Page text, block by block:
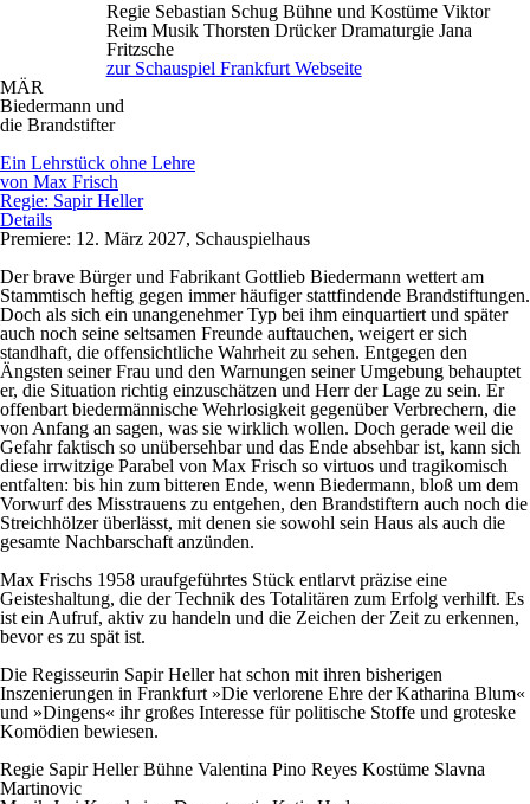
RegieSebastian Schug Bühne und KostümeViktor
Reim Musik Thorsten DrückerDramaturgieJana
Fritzsche
zur Schauspiel Frankfurt Webseite
MÄR
Biedermann und
die Brandstifter
Ein Lehrstück ohne Lehre
von Max Frisch
Regie: Sapir Heller
Details
Premiere: 12. März 2027, Schauspielhaus
Der brave Bürger und Fabrikant Gottlieb Biedermann wettert am
Stammtisch heftig gegen immer häufiger stattfindende Brandstiftungen.
Doch als sich ein unangenehmer Typ bei ihm einquartiert und später
auch noch seine seltsamen Freunde auftauchen, weigert er sich
standhaft, die offensichtliche Wahrheit zu sehen. Entgegen den
Ängsten seiner Frau und den Warnungen seiner Umgebung behauptet
er, die Situation richtig einzuschätzen und Herr der Lage zu sein. Er
offenbart biedermännische Wehrlosigkeit gegenüber Verbrechern, die
von Anfang an sagen, was sie wirklich wollen. Doch gerade weil die
Gefahr faktisch so unübersehbar und das Ende absehbar ist, kann sich
diese irrwitzige Parabel von Max Frisch so virtuos und tragikomisch
entfalten: bis hin zum bitteren Ende, wenn Biedermann, bloß um dem
Vorwurf des Misstrauens zu entgehen, den Brandstiftern auch noch die
Streichhölzer überlässt, mit denen sie sowohl sein Haus als auch die
gesamte Nachbarschaft anzünden.
Max Frischs 1958 uraufgeführtes Stück entlarvt präzise eine
Geisteshaltung, die der Technik des Totalitären zum Erfolg verhilft. Es
ist ein Aufruf, aktiv zu handeln und die Zeichen der Zeit zu erkennen,
bevor es zu spät ist.
Die Regisseurin Sapir Heller hat schon mit ihren bisherigen
Inszenierungen in Frankfurt »Die verlorene Ehre der Katharina Blum«
und »Dingens« ihr großes Interesse für politische Stoffe und groteske
Komödien bewiesen.
Regie Sapir HellerBühne Valentina Pino Reyes Kostüme Slavna
Martinovic